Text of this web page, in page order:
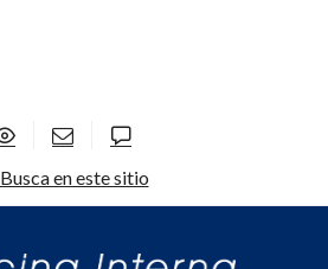
Busca en este sitio